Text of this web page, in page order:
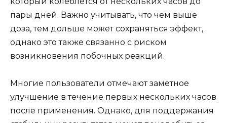
пары дней. Важно учитывать, что чем выше
доза, тем дольше может сохраняться эффект,
однако это также связанно с риском
возникновения побочных реакций.
Многие пользователи отмечают заметное
улучшение в течение первых нескольких часов
после применения. Однако, для поддержания